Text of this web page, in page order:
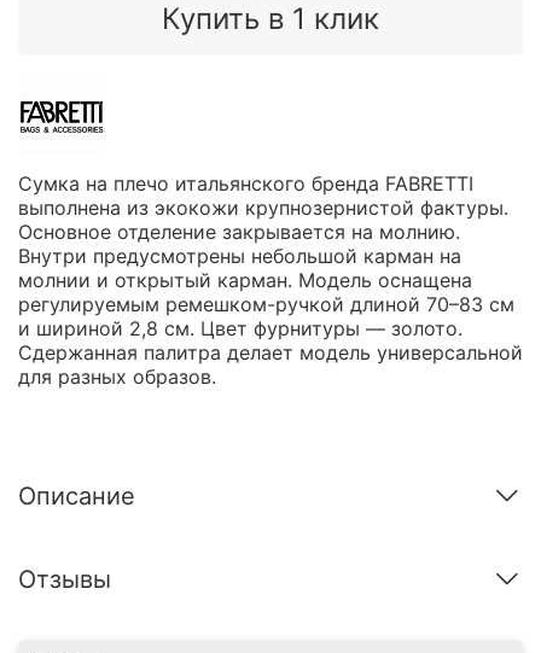
Купить в 1 клик
Сумка на плечо итальянского бренда FABRETTI
выполнена из экокожи крупнозернистой фактуры.
Основное отделение закрывается на молнию.
Внутри предусмотрены небольшой карман на
молнии и открытый карман. Модель оснащена
регулируемым ремешком-ручкой длиной 70–83 см
и шириной 2,8 см. Цвет фурнитуры — золото.
Сдержанная палитра делает модель универсальной
для разных образов.
Описание
Отзывы